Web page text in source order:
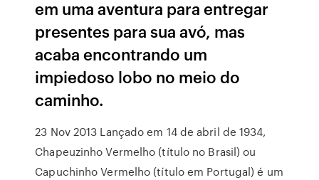
em uma aventura para entregar
presentes para sua avó, mas
acaba encontrando um
impiedoso lobo no meio do
caminho.
23 Nov 2013 Lançado em 14 de abril de 1934,
Chapeuzinho Vermelho (título no Brasil) ou
Capuchinho Vermelho (título em Portugal) é um